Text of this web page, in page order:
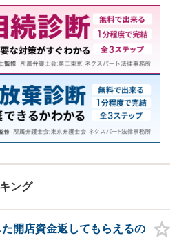
ング
開店資金返してもらえるの